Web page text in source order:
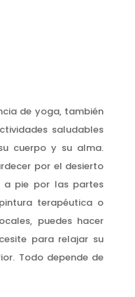
de yoga, también
saludables
cuerpo y su alma.
por el desierto
a pie por las partes
terapéutica o
puedes hacer
para relajar su
Todo depende de